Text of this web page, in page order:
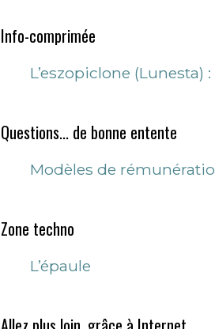
Info-comprimée
L’eszopiclone
Questions... de bonne entente
Modèles de
Zone techno
L’épaule